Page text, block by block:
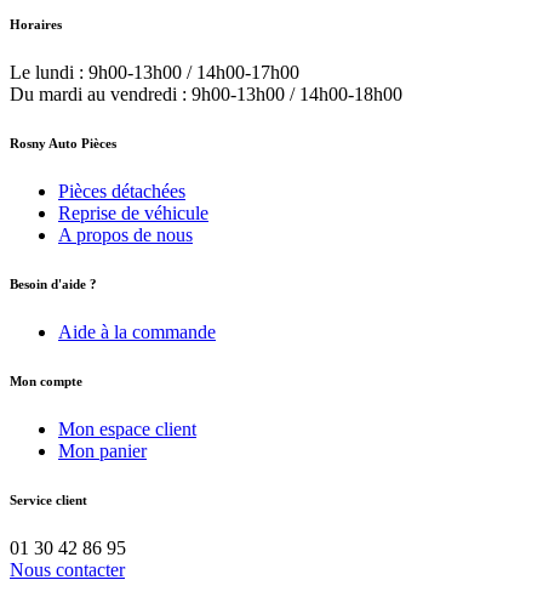
Horaires
Le lundi : 9h00-13h00 / 14h00-17h00
Du mardi au vendredi : 9h00-13h00 / 14h00-18h00
Rosny Auto Pièces
Pièces détachées
Reprise de véhicule
A propos de nous
Besoin d'aide ?
Aide à la commande
Mon compte
Mon espace client
Mon panier
Service client
01 30 42 86 95
Nous contacter